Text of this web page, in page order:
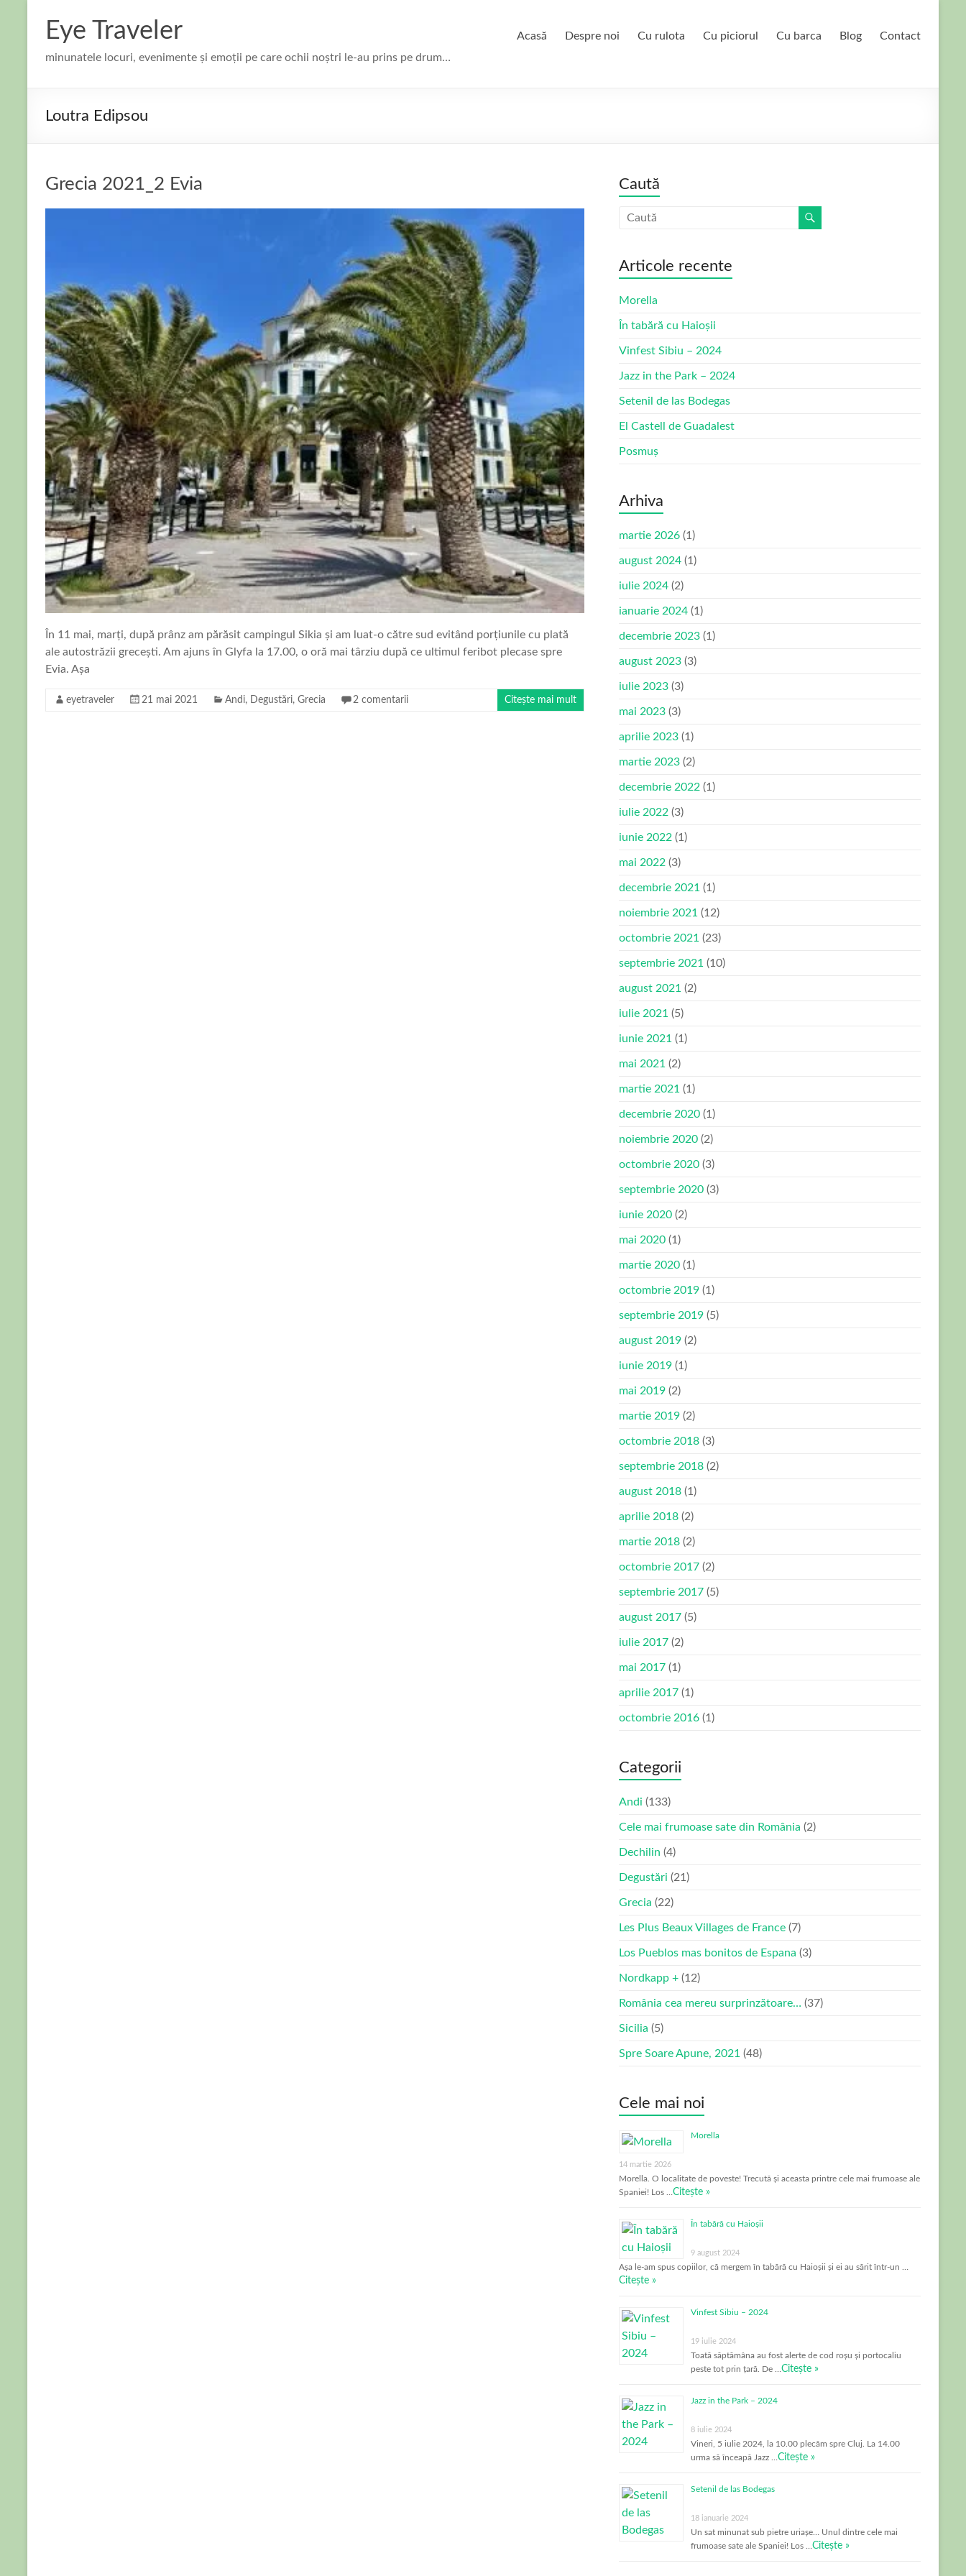
contentEye Traveler
minunatele locuri, evenimente și emoții pe care ochii noștri le-au prins pe drum…
Acasă Despre noi Cu rulota Cu piciorul Cu barca Blog Contact
Loutra Edipsou
Grecia 2021_2 Evia
În 11 mai, marți, după prânz am părăsit campingul Sikia și am luat-o către sud evitând porțiunile cu plată
ale autostrăzii grecești. Am ajuns în Glyfa la 17.00, o oră mai târziu după ce ultimul feribot plecase spre
Evia. Așa
eyetraveler 21 mai 2021 Andi, Degustări, Grecia 2 comentarii Citește mai mult
Caută
Articole recente
Morella
În tabără cu Haioșii
Vinfest Sibiu – 2024
Jazz in the Park – 2024
Setenil de las Bodegas
El Castell de Guadalest
Posmuș
Arhiva
martie 2026 (1)
august 2024 (1)
iulie 2024 (2)
ianuarie 2024 (1)
decembrie 2023 (1)
august 2023 (3)
iulie 2023 (3)
mai 2023 (3)
aprilie 2023 (1)
martie 2023 (2)
decembrie 2022 (1)
iulie 2022 (3)
iunie 2022 (1)
mai 2022 (3)
decembrie 2021 (1)
noiembrie 2021 (12)
octombrie 2021 (23)
septembrie 2021 (10)
august 2021 (2)
iulie 2021 (5)
iunie 2021 (1)
mai 2021 (2)
martie 2021 (1)
decembrie 2020 (1)
noiembrie 2020 (2)
octombrie 2020 (3)
septembrie 2020 (3)
iunie 2020 (2)
mai 2020 (1)
martie 2020 (1)
octombrie 2019 (1)
septembrie 2019 (5)
august 2019 (2)
iunie 2019 (1)
mai 2019 (2)
martie 2019 (2)
octombrie 2018 (3)
septembrie 2018 (2)
august 2018 (1)
aprilie 2018 (2)
martie 2018 (2)
octombrie 2017 (2)
septembrie 2017 (5)
august 2017 (5)
iulie 2017 (2)
mai 2017 (1)
aprilie 2017 (1)
octombrie 2016 (1)
Categorii
Andi (133)
Cele mai frumoase sate din România (2)
Dechilin (4)
Degustări (21)
Grecia (22)
Les Plus Beaux Villages de France (7)
Los Pueblos mas bonitos de Espana (3)
Nordkapp + (12)
România cea mereu surprinzătoare… (37)
Sicilia (5)
Spre Soare Apune, 2021 (48)
Cele mai noi
Morella
14 martie 2026
Morella. O localitate de poveste! Trecută și aceasta printre cele mai frumoase ale
Spaniei! Los … Citește »
În tabără cu Haioșii
9 august 2024
Așa le-am spus copiilor, că mergem în tabără cu Haioșii și ei au sărit într-un …
Citește »
Vinfest Sibiu – 2024
19 iulie 2024
Toată săptămâna au fost alerte de cod roșu și portocaliu
peste tot prin țară. De … Citește »
Jazz in the Park – 2024
8 iulie 2024
Vineri, 5 iulie 2024, la 10.00 plecăm spre Cluj. La 14.00
urma să înceapă Jazz … Citește »
Setenil de las Bodegas
18 ianuarie 2024
Un sat minunat sub pietre uriașe… Unul dintre cele mai
frumoase sate ale Spaniei! Los … Citește »